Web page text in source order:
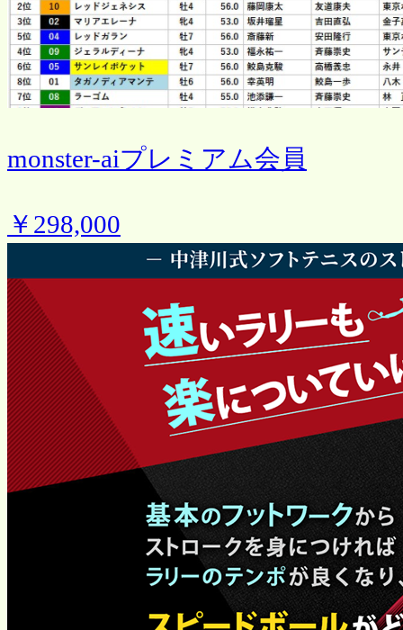
monster-aiプレミアム会員
￥298,000